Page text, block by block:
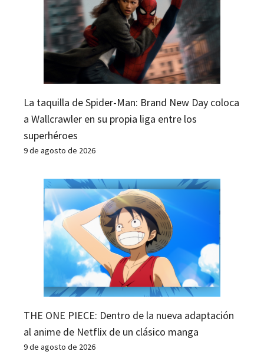
La taquilla de Spider-Man: Brand New Day coloca
a Wallcrawler en su propia liga entre los
superhéroes
9 de agosto de 2026
THE ONE PIECE: Dentro de la nueva adaptación
al anime de Netflix de un clásico manga
9 de agosto de 2026